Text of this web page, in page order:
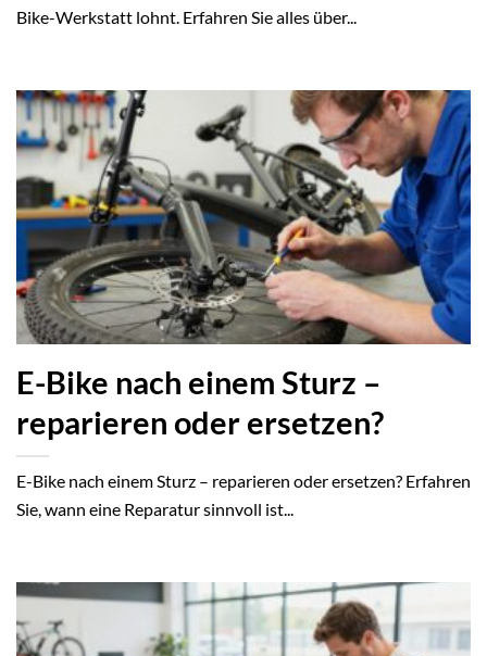
Bike-Werkstatt lohnt. Erfahren Sie alles über...
E-Bike nach einem Sturz –
reparieren oder ersetzen?
E-Bike nach einem Sturz – reparieren oder ersetzen? Erfahren
Sie, wann eine Reparatur sinnvoll ist...